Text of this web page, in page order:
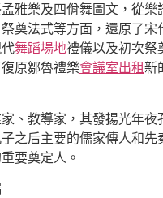
雅樂及四佾舞圖文，從樂
奠法式等方面，還原了宋
舞蹈場地禮儀以及初次祭
原鄒魯禮樂會議室出租新
、教導家，其發揚光年夜
之后主要的儒家傳人和先
要奠定人。